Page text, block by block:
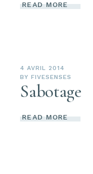
READ MORE
4 AVRIL 2014
BY FIVESENSES
Sabotage
READ MORE